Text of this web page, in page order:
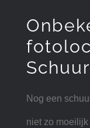
Nog een
niet zo